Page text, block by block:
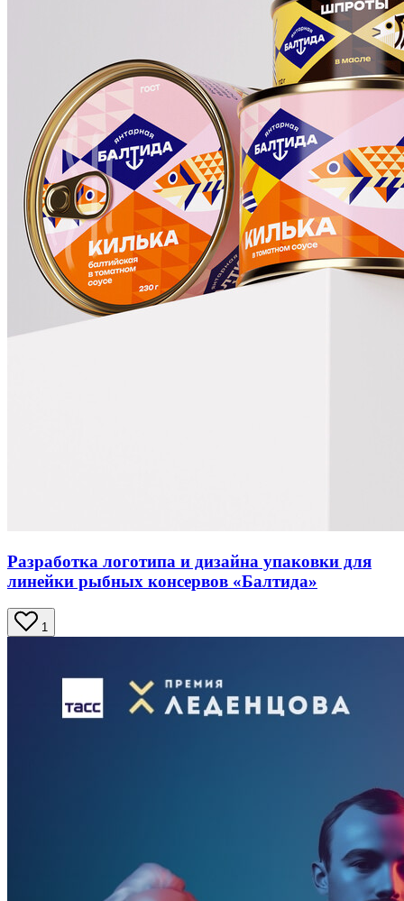
Разработка логотипа и дизайна упаковки для
линейки рыбных консервов «Балтида»
1